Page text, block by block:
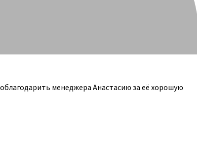
менеджера Анастасию за её хорошую